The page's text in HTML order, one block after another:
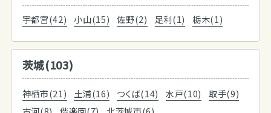
宇都宮(42) 小山(15) 佐野(2) 足利(1) 栃木(1)
茨城(103)
神栖市(21) 土浦(16) つくば(14) 水戸(10)
取手(9)